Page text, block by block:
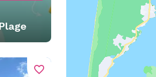
favorite_border